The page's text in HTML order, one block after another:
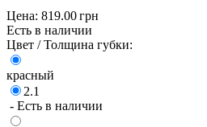
Цена: 819.00 грн
Есть в наличии
Цвет / Толщина губки:
красный
2.1
- Есть в наличии